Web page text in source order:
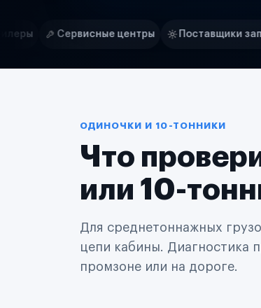
Нам доверяют
центры Поставщики запчастей
Маркетплейсы
Логистические компании
Поставщики запчастей
Строительные компании
Ремонт спецтехники
Управляющие компании
Страховые компании
B2B-дистрибьюторы
ОДИНОЧКИ И 10-ТОННИКИ
Что
или 10-
Для среднетоннажных
цепи кабины. Диагностика
промзоне или на дороге.